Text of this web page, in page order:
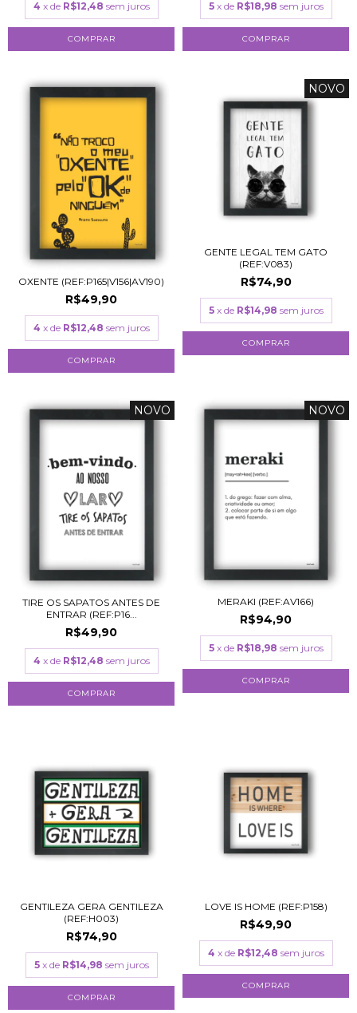
4 x de R$12,48 sem juros
COMPRAR
5 x de R$18,98 sem juros
COMPRAR
OXENTE (REF:P165|V156|AV190)
R$49,90
4 x de R$12,48 sem juros
COMPRAR
NOVO
GENTE LEGAL TEM GATO
(REF:V083)
R$74,90
5 x de R$14,98 sem juros
COMPRAR
NOVO
TIRE OS SAPATOS ANTES DE
ENTRAR (REF:P16...
R$49,90
4 x de R$12,48 sem juros
COMPRAR
NOVO
MERAKI (REF:AV166)
R$94,90
5 x de R$18,98 sem juros
COMPRAR
GENTILEZA GERA GENTILEZA
(REF:H003)
R$74,90
5 x de R$14,98 sem juros
COMPRAR
LOVE IS HOME (REF:P158)
R$49,90
4 x de R$12,48 sem juros
COMPRAR